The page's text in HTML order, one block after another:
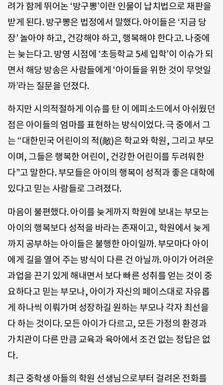
려가 함께 뛰어논 ‘방구뽕’이란 인물이 납치법으로 재판을
받게 된다. 방구뽕은 법정에서 말했다. 아이들은 ‘지금 당
장’ 놀아야 하고, 건강해야 하고, 행복해야 한다고. 나중에
는 늦는다고. 방영 시점에 ‘초등학교 5세 입학’이 이슈가 되
면서 해당 방송은 사람들에게 ‘아이들을 위한 것이 무엇일
까’라는 질문을 던졌다.
하지만 시의적절하게 이슈를 탄 이 에피소드에서 아쉬웠던
점은 아이들의 엄마를 표현하는 방식이었다. 극 중에서 그
는 “대한민국 어린이의 적(敵)은 학교와 학원, 그리고 부모
이며, 그들은 행복한 어린이, 건강한 어린이를 두려워한
다”고 말한다. 부모들은 아이의 행복이 성적과 좋은 대학에
있다고 믿는 사람들로 그려졌다.
마음이 불편했다. 아이를 늦게까지 학원에 보내는 부모는
아이의 행복보다 성적을 바라는 존재이고, 학원에서 늦게
까지 공부하는 아이들은 불행한 아이일까. 부모마다 아이
에게 길을 열어 주는 방식이 다른 건 아닐까. 아이가 어려운
과업을 끈기 있게 해내면서 보다 빠른 성취를 얻는 것이 중
요하다고 믿는 부모나, 아이가 자신의 페이스대로 자유롭
게 하나씩 이뤄가며 성장하길 원하는 부모나 각자 최선을
다 하는 것이다. 모든 아이가 다르고, 모든 가정의 환경과
가치관이 다른 만큼 교육과 육아에서 조건 없는 정답은 없
다.
최근 중학생 아들의 학원 선생님으로부터 걸려온 전화를